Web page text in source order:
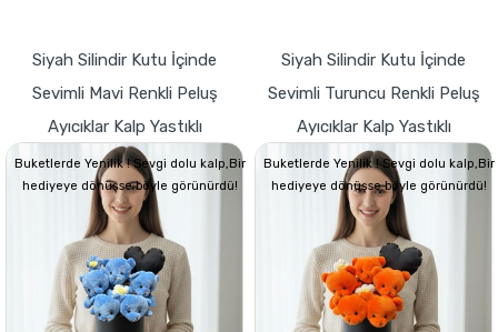
Siyah Silindir Kutu İçinde
Sevimli Mavi Renkli Peluş
Ayıcıklar Kalp Yastıklı
Buketlerde Yenilik ! Sevgi dolu kalp,Bir
hediyeye dönüşse böyle görünürdü!
Siyah Silindir Kutu İçinde
Sevimli Turuncu Renkli Peluş
Ayıcıklar Kalp Yastıklı
Buketlerde Yenilik ! Sevgi dolu kalp,Bir
hediyeye dönüşse böyle görünürdü!